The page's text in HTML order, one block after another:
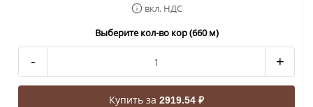
вкл. НДС
Выберите кол-во кор (660 м)
- +
Купить за 2919.54 ₽